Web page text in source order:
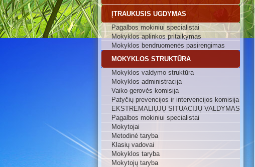
ĮTRAUKUSIS UGDYMAS
Pagalbos mokiniui specialistai
Mokyklos aplinkos pritaikymas
Mokyklos bendruomenės pasirengimas
MOKYKLOS STRUKTŪRA
Mokyklos valdymo struktūra
Mokyklos administracija
Vaiko gerovės komisija
Patyčių prevencijos ir intervencijos komisija
EKSTREMALIŲJŲ SITUACIJŲ VALDYMAS
Pagalbos mokiniui specialistai
Mokytojai
Metodinė taryba
Klasių vadovai
Mokyklos taryba
Mokytojų taryba